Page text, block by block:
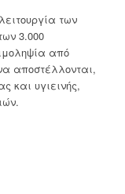
των
3.000
από
αποστέλλονται,
και υγιεινής,